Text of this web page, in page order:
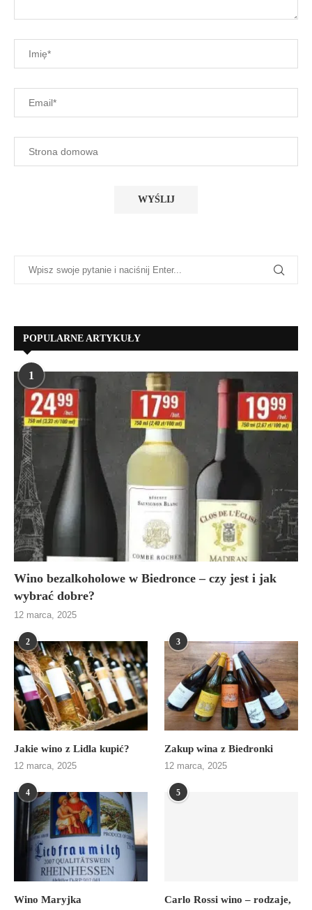
POPULARNE ARTYKUŁY
1
Wino bezalkoholowe w Biedronce – czy jest i jak
wybrać dobre?
12 marca, 2025
2
Jakie wino z Lidla kupić?
12 marca, 2025
3
Zakup wina z Biedronki
12 marca, 2025
4
Wino Maryjka
5
Carlo Rossi wino – rodzaje,